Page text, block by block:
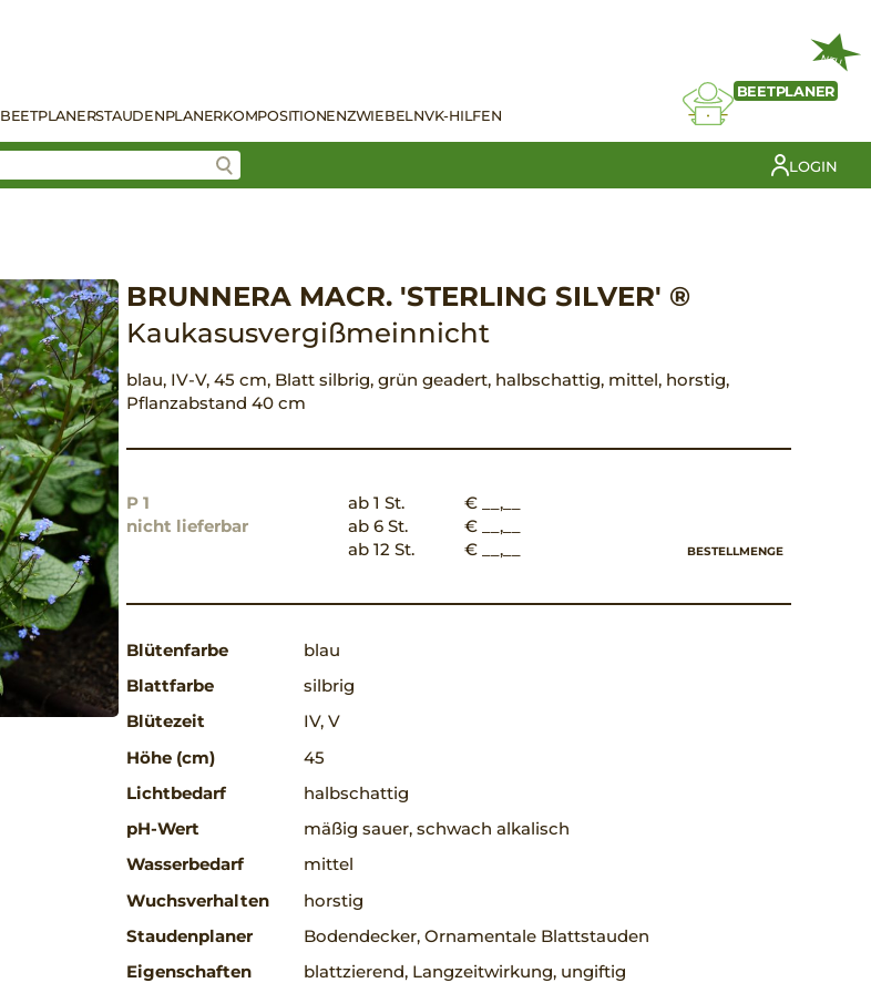
BEETPLANERSTAUDENPLANERKOMPOSITIONENZWIEBELNVK-HILFEN
NEU
BEETPLANER
LOGIN
BRUNNERA MACR. 'STERLING SILVER' ®
Kaukasusvergißmeinnicht
blau, IV-V, 45 cm, Blatt silbrig, grün geadert, halbschattig, mittel, horstig,
Pflanzabstand 40 cm
P 1
nicht lieferbar
ab 1 St.
€ __,__
ab 6 St.
€ __,__
ab 12 St.
€ __,__ BESTELLMENGE
Blütenfarbe
blau
Blattfarbe
silbrig
Blütezeit
IV, V
Höhe (cm)
45
Lichtbedarf
halbschattig
pH-Wert
mäßig sauer, schwach alkalisch
Wasserbedarf
mittel
Wuchsverhalten
horstig
Staudenplaner
Bodendecker, Ornamentale Blattstauden
Eigenschaften
blattzierend, Langzeitwirkung, ungiftig